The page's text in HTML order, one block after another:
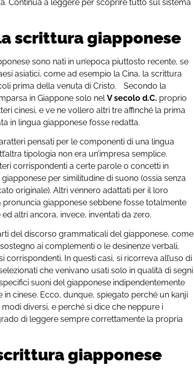
Continua a leggere per scoprire tutto sul sistema
scrittura giapponese
sono nati in un’epoca piuttosto recente, se
asiatici, come ad esempio la Cina, la scrittura
prima della venuta di Cristo. Secondo la
in Giappone solo nelV secolo d.C. proprio
cinesi, e ve ne vollero altri tre affinché la prima
in lingua giapponese fosse redatta.
pensati per le componenti di una lingua
tipologia non era un’impresa semplice.
corrispondenti a certe parole o concetti in
per similitudine di suono (ossia senza
originale). Altri vennero adattati per il loro
pronuncia giapponese sebbene fosse totalmente
altri ancora, invece, inventati da zero.
del discorso grammaticali del giapponese, come
ai complementi o le desinenze verbali,
corrispondenti. In questi casi, si ricorreva all’uso di
che venivano usati solo in qualità di segni
suoni del giapponese indipendentemente
cinese. Ecco, dunque, spiegato perché un kanji
diversi, e perché si dice che neppure i
di leggere sempre correttamente la propria
giapponese